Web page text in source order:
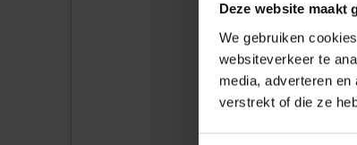
Deze website maakt
We gebruiken
websiteverkeer te
media, adverteren
verstrekt of die ze